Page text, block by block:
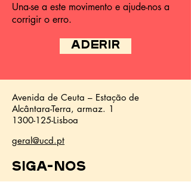
Una-se a este movimento e ajude-nos a
corrigir o erro.
ADERIR
Avenida de Ceuta – Estação de
Alcântara-Terra, armaz. 1
1300-125-Lisboa
geral@ucd.pt
Siga-nos